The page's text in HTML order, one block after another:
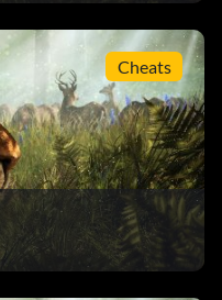
indem Sie es als
Zünden Sie eine Hütte
sie bei lebendigem
einen Feuerring im
Sie gefangen sind.
Cheats